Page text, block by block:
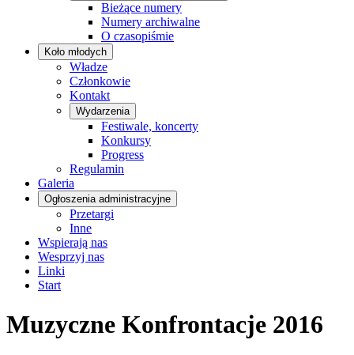
Bieżące numery
Numery archiwalne
O czasopiśmie
Koło młodych
Władze
Członkowie
Kontakt
Wydarzenia
Festiwale, koncerty
Konkursy
Progress
Regulamin
Galeria
Ogłoszenia administracyjne
Przetargi
Inne
Wspierają nas
Wesprzyj nas
Linki
Start
Muzyczne Konfrontacje 2016